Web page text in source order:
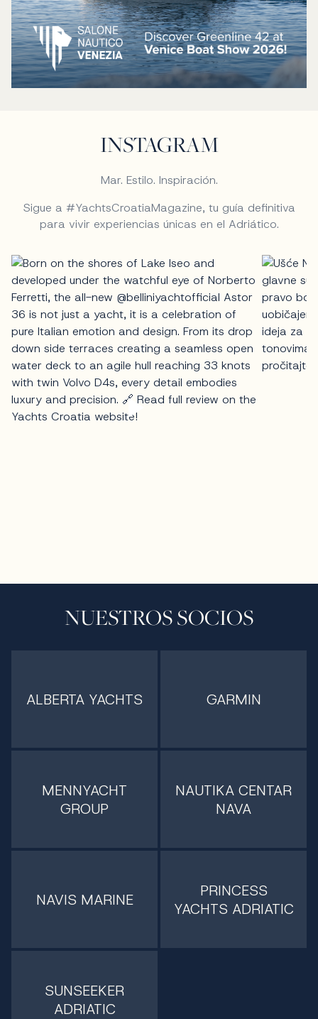
INSTAGRAM
Mar. Estilo. Inspiración.
Sigue a #YachtsCroatiaMagazine, tu guía definitiva
para vivir experiencias únicas en el Adriático.
NUESTROS SOCIOS
ALBERTA YACHTS GARMIN
MENNYACHT
GROUP
NAUTIKA CENTAR
NAVA
NAVIS MARINE
PRINCESS
YACHTS ADRIATIC
SUNSEEKER
ADRIATIC